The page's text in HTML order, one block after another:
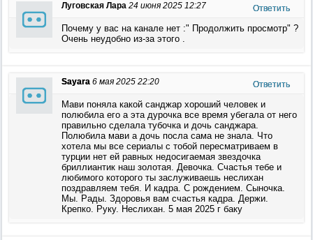
Луговская Лара 24 июня 2025 12:27 Ответить
Почему у вас на канале нет :" Продолжить просмотр" ?
Очень неудобно из-за этого .
Sayara 6 мая 2025 22:20 Ответить
Mави поняла какой санджар хороший человек и
полюбила его а эта дурочка все время убегала от него
правильно сделала тубочка и дочь санджара.
Полюбила мави а дочь посла сама не знала. Что
хотела мы все сериалы с тобой пересматриваем в
турции нет ей равных недосигаемая звездочка
бриллиантик наш золотая. Девочка. Счастья тебе и
любимого которого ты заслуживаешь неслихан
поздравляем тебя. И кадра. С рождением. Сыночка.
Мы. Рады. Здоровья вам счастья кадра. Держи.
Крепко. Руку. Неслихан. 5 мая 2025 г баку